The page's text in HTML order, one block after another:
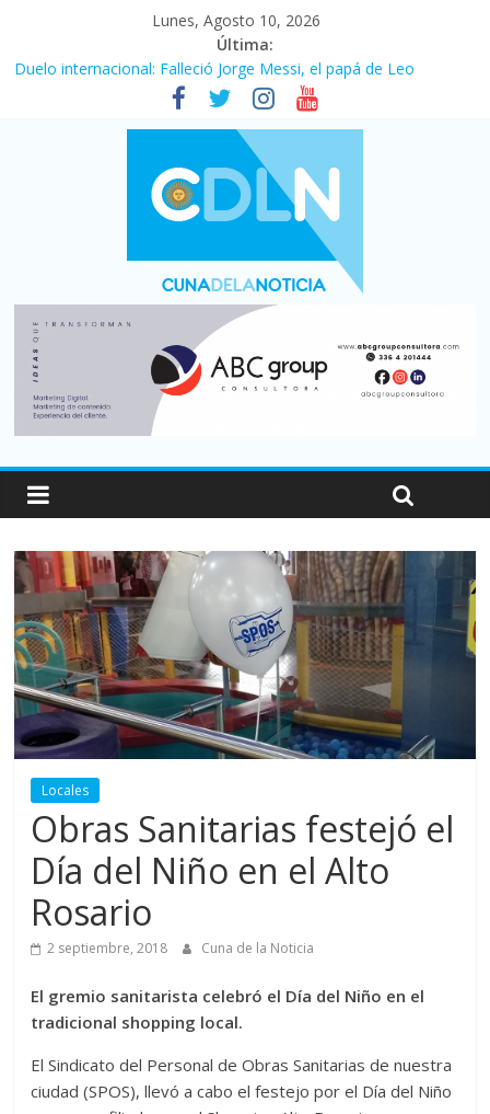
Lunes, Agosto 10, 2026
Última:
Duelo internacional: Falleció Jorge Messi, el papá de Leo
El consumo sigue frenado: las ventas minoristas cayeron 3,8 en
julio y acumulan siete meses en baja
Newell’s cayó 2 a 1 ante Defensa y Justicia en Florencio Varela
por la cuarta fecha del Clausura
El agro argentino logró un récord histórico de exportaciones en
el primer semestre de 2026
La construcción cayó 4,1% en junio y registró su cuarta baja del
Locales
Obras Sanitarias festejó el
Día del Niño en el Alto
Rosario
2 septiembre, 2018 Cuna de la Noticia
El gremio sanitarista celebró el Día del Niño en el
tradicional shopping local.
El Sindicato del Personal de Obras Sanitarias de nuestra
ciudad (SPOS), llevó a cabo el festejo por el Día del Niño